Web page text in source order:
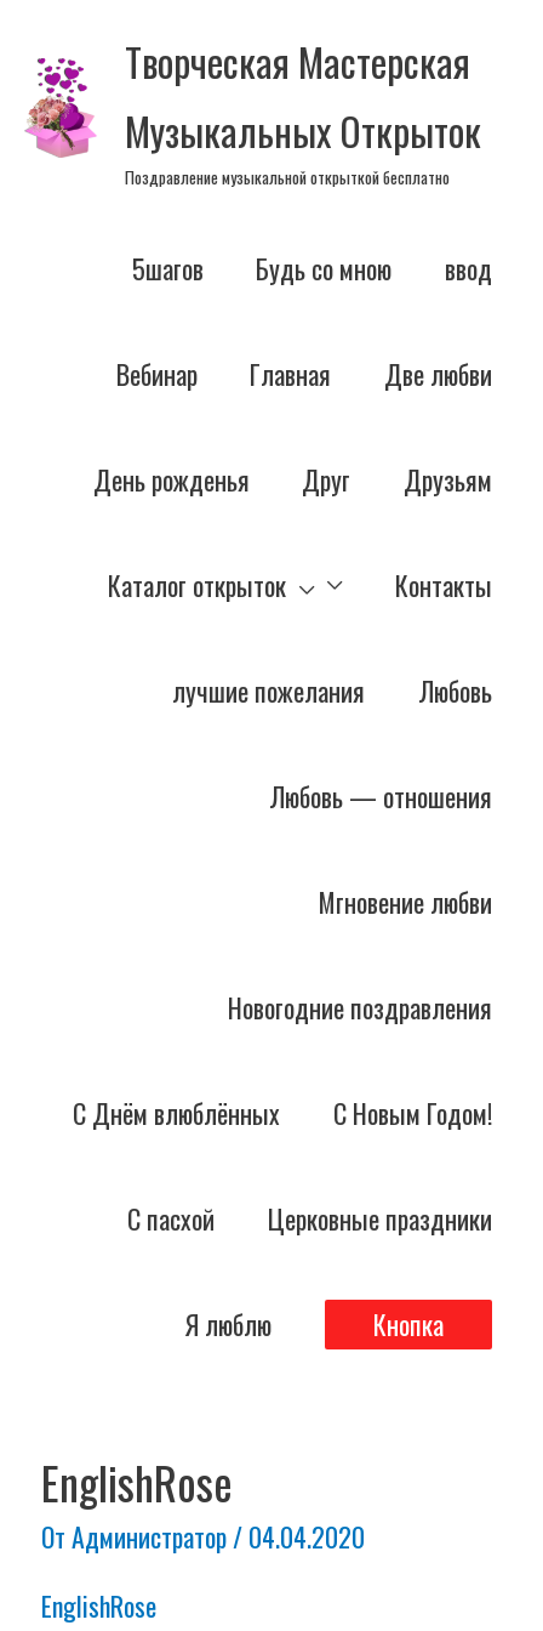
содержимому
Творческая Мастерская
Музыкальных Открыток
Поздравление музыкальной открыткой бесплатно
5шагов Будь со мною ввод
Вебинар Главная Две любви
День рожденья Друг Друзьям
Каталог открыток Контакты
лучшие пожелания Любовь
Любовь — отношения
Мгновение любви
Новогодние поздравления
С Днём влюблённых С Новым Годом!
С пасхой Церковные праздники
Я люблю Кнопка
EnglishRose
ОтАдминистратор/04.04.2020
EnglishRose
записям